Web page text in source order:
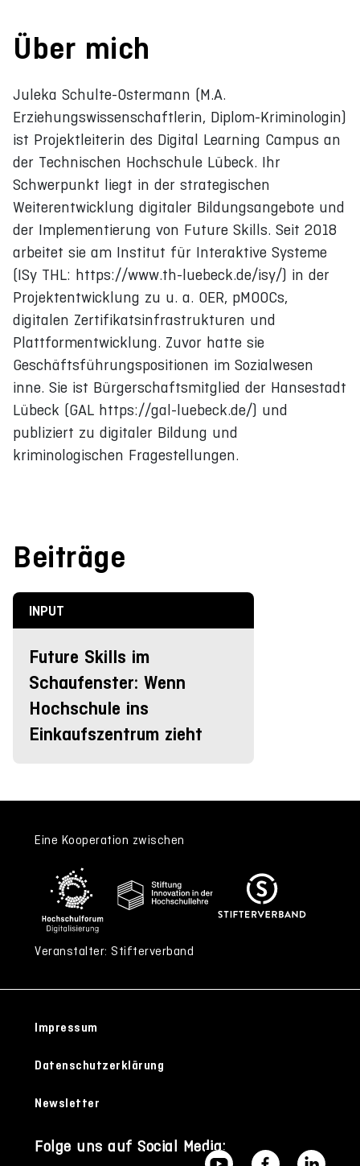
Über mich
Juleka Schulte-Ostermann (M.A.
Erziehungswissenschaftlerin, Diplom-Kriminologin)
ist Projektleiterin des Digital Learning Campus an
der Technischen Hochschule Lübeck. Ihr
Schwerpunkt liegt in der strategischen
Weiterentwicklung digitaler Bildungsangebote und
der Implementierung von Future Skills. Seit 2018
arbeitet sie am Institut für Interaktive Systeme
(ISy THL: https://www.th-luebeck.de/isy/) in der
Projektentwicklung zu u. a. OER, pMOOCs,
digitalen Zertifikatsinfrastrukturen und
Plattformentwicklung. Zuvor hatte sie
Geschäftsführungspositionen im Sozialwesen
inne. Sie ist Bürgerschaftsmitglied der Hansestadt
Lübeck (GAL https://gal-luebeck.de/) und
publiziert zu digitaler Bildung und
kriminologischen Fragestellungen.
Beiträge
INPUT
Future Skills im
Schaufenster: Wenn
Hochschule ins
Einkaufszentrum zieht
Eine Kooperation zwischen
Veranstalter: Stifterverband
Impressum
Datenschutzerklärung
Newsletter
Folge uns auf Social Media: